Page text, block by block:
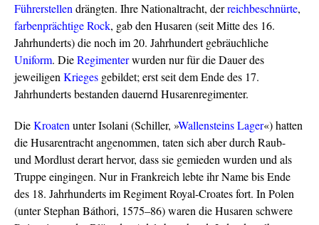
Führerstellen drängten. Ihre Nationaltracht, derreichbeschnürte,
farbenprächtigeRock, gab den Husaren (seit Mitte des 16.
Jahrhunderts) die noch im 20. Jahrhundert gebräuchliche
Uniform. DieRegimenterwurden nur für die Dauer des
jeweiligen Krieges gebildet; erst seit dem Ende des 17.
Jahrhunderts bestanden dauernd Husarenregimenter.
DieKroaten unter Isolani (Schiller, »WallensteinsLager«) hatten
die Husarentracht angenommen, taten sich aber durch Raub-
und Mordlust derart hervor, dass sie gemieden wurden und als
Truppe eingingen. Nur in Frankreich lebte ihr Name bis Ende
des 18. Jahrhunderts im Regiment Royal-Croates fort. In Polen
(unter Stephan Báthori, 1575–86) waren die Husaren schwere